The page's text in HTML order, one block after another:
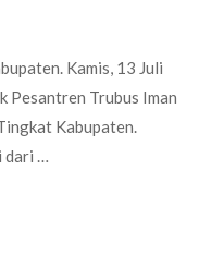
Kamis, 13 Juli
Pesantren Trubus Iman
Kabupaten.
dari …